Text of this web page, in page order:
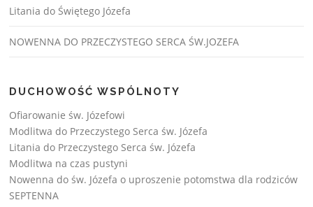
Litania do Świętego Józefa
NOWENNA DO PRZECZYSTEGO SERCA ŚW.JOZEFA
DUCHOWOŚĆ WSPÓLNOTY
Ofiarowanie św. Józefowi
Modlitwa do Przeczystego Serca św. Józefa
Litania do Przeczystego Serca św. Józefa
Modlitwa na czas pustyni
Nowenna do św. Józefa o uproszenie potomstwa dla rodziców
SEPTENNA